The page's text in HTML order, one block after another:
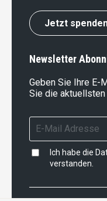
Jetzt
Newsletter
Geben Sie Ihre E-
Sie die
Ich habe die
verstanden.